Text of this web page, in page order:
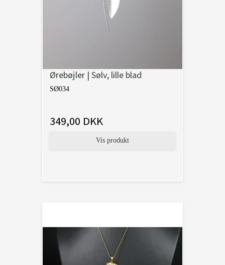
Ørebøjler | Sølv, lille blad
SØ034
349,00 DKK
Vis produkt